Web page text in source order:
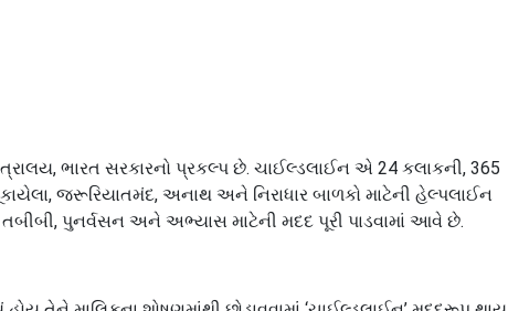
ભારત સરકારનો પ્રકલ્પ છે. ચાઈલ્ડલાઈન એ 24 કલાકની, 365
જરૂરિયાતમંદ, અનાથ અને નિરાધાર બાળકો માટેની હેલ્પલાઈન
પુનર્વસન અને અભ્યાસ માટેની મદદ પૂરી પાડવામાં આવે છે.